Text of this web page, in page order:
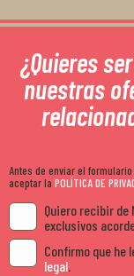
¿Quieres
nuestras
Antes de enviar el
aceptar la POLÍTICA DE
Quiero recibir de
exclusivos
Confirmo que he
legal.